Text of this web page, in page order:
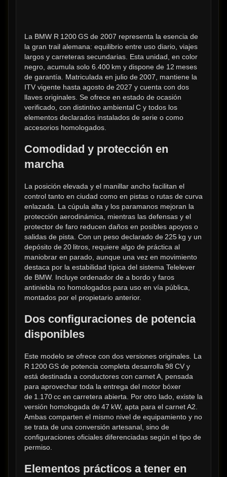
La BMW R 1200 GS de 2007 representa la esencia de
la gran trail alemana: equilibrio entre uso diario, viajes
largos y carreteras secundarias. Esta unidad, en color
negro, acumula solo 6.400 km y dispone de 12 meses
de garantía. Matriculada en julio de 2007, mantiene la
ITV vigente hasta agosto de 2027 y cuenta con dos
llaves originales. Se ofrece en estado de ocasión
verificado, con distintivo ambiental C y todos los
elementos declarados instalados de serie o como
accesorios homologados.
Comodidad y protección en
marcha
La posición elevada y el manillar ancho facilitan el
control tanto en ciudad como en pistas o rutas de curva
enlazada. La cúpula alta y los paramanos mejoran la
protección aerodinámica, mientras las defensas y el
protector de faro reducen daños en posibles apoyos o
salidas de pista. Con un peso declarado de 225 kg y un
depósito de 20 litros, requiere algo de práctica al
maniobrar en parado, aunque una vez en movimiento
destaca por la estabilidad típica del sistema Telelever
de BMW. Incluye ordenador de a bordo y faros
antiniebla no homologados para uso en vía pública,
montados por el propietario anterior.
Dos configuraciones de potencia
disponibles
Este modelo se ofrece con dos versiones originales. La
R 1200 GS de potencia completa desarrolla 98 CV y
está destinada a conductores con carnet A, pensada
para aprovechar toda la entrega del motor bóxer
de 1.170 cc en carretera abierta. Por otro lado, existe la
versión homologada de 47 kW, apta para el carnet A2.
Ambas comparten el mismo nivel de equipamiento y no
se trata de una conversión artesanal, sino de
configuraciones oficiales diferenciadas según el tipo de
permiso.
Elementos prácticos a tener en